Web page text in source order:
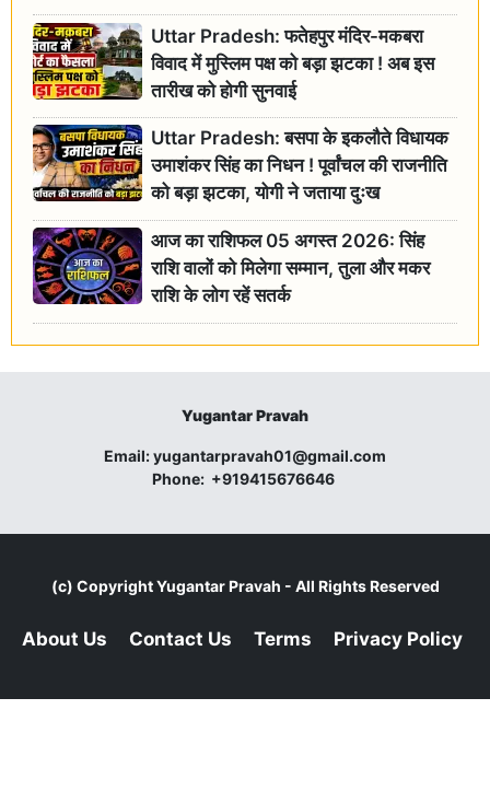
Uttar Pradesh: फतेहपुर मंदिर-मकबरा
विवाद में मुस्लिम पक्ष को बड़ा झटका ! अब इस
तारीख को होगी सुनवाई
Uttar Pradesh: बसपा के इकलौते विधायक
उमाशंकर सिंह का निधन ! पूर्वांचल की राजनीति
को बड़ा झटका, योगी ने जताया दुःख
आज का राशिफल 05 अगस्त 2026: सिंह
राशि वालों को मिलेगा सम्मान, तुला और मकर
राशि के लोग रहें सतर्क
Yugantar Pravah
Email:yugantarpravah01@gmail.com
Phone: +919415676646
(c) CopyrightYugantar Pravah - All Rights Reserved
About Us Contact Us Terms Privacy Policy